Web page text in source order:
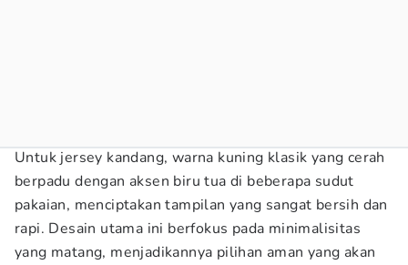
Untuk jersey kandang, warna kuning klasik yang cerah
berpadu dengan aksen biru tua di beberapa sudut
pakaian, menciptakan tampilan yang sangat bersih dan
rapi. Desain utama ini berfokus pada minimalisitas
yang matang, menjadikannya pilihan aman yang akan